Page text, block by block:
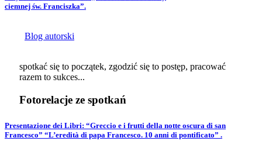
ciemnej św. Franciszka”.
Blog autorski
spotkać się to początek, zgodzić się to postęp, pracować
razem to sukces...
Fotorelacje ze spotkań
Presentazione dei Libri: “Greccio e i frutti della notte oscura di san
Francesco” “L’eredità di papa Francesco. 10 anni di pontificato” .